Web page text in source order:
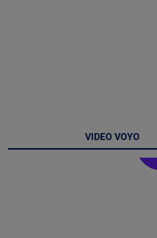
VIDEO VOYO